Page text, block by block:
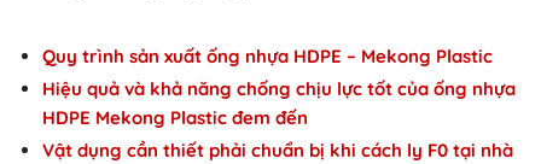
Quy trình sản xuất ống nhựa HDPE – Mekong Plastic
Hiệu quả và khả năng chống chịu lực tốt của ống nhựa
HDPE Mekong Plastic đem đến
Vật dụng cần thiết phải chuẩn bị khi cách ly F0 tại nhà